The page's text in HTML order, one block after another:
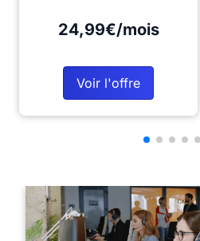
24,99€/mois
Voir l'offre